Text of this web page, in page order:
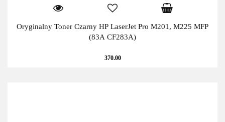
Oryginalny Toner Czarny HP LaserJet Pro M201, M225 MFP
(83A CF283A)
370.00